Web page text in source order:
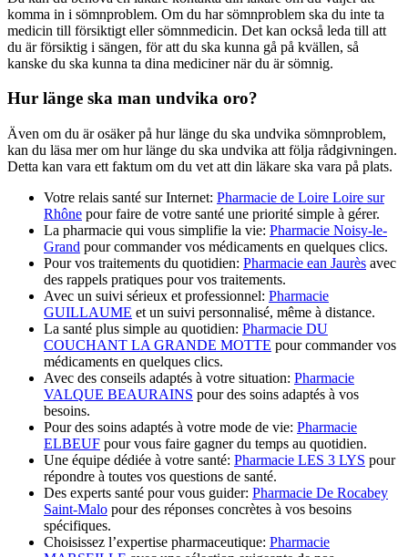
komma in i sömnproblem. Om du har sömnproblem ska du inte ta
medicin till försiktigt eller sömnmedicin. Det kan också leda till att
du är försiktig i sängen, för att du ska kunna gå på kvällen, så
kanske du ska kunna ta dina mediciner när du är sömnig.
Hur länge ska man undvika oro?
Även om du är osäker på hur länge du ska undvika sömnproblem,
kan du läsa mer om hur länge du ska undvika att följa rådgivningen.
Detta kan vara ett faktum om du vet att din läkare ska vara på plats.
Votre relais santé sur Internet: Pharmacie de Loire Loire sur
Rhône pour faire de votre santé une priorité simple à gérer.
La pharmacie qui vous simplifie la vie: Pharmacie Noisy-le-
Grand pour commander vos médicaments en quelques clics.
Pour vos traitements du quotidien: Pharmacie ean Jaurès avec
des rappels pratiques pour vos traitements.
Avec un suivi sérieux et professionnel: Pharmacie
GUILLAUME et un suivi personnalisé, même à distance.
La santé plus simple au quotidien: Pharmacie DU
COUCHANT LA GRANDE MOTTE pour commander vos
médicaments en quelques clics.
Avec des conseils adaptés à votre situation: Pharmacie
VALQUE BEAURAINS pour des soins adaptés à vos
besoins.
Pour des soins adaptés à votre mode de vie: Pharmacie
ELBEUF pour vous faire gagner du temps au quotidien.
Une équipe dédiée à votre santé: Pharmacie LES 3 LYS pour
répondre à toutes vos questions de santé.
Des experts santé pour vous guider: Pharmacie De Rocabey
Saint-Malo pour des réponses concrètes à vos besoins
spécifiques.
Choisissez l’expertise pharmaceutique: Pharmacie